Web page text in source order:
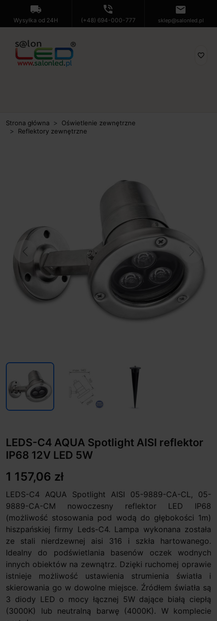
local_shipping
Wysyłka od 24H
phone_in_talk
(+48) 694-000-777
mail
sklep@salonled.pl
favorite_border
Strona główna
Oświetlenie zewnętrzne
Reflektory zewnętrzne
Previous
LEDS-C4 AQUA Spotlight AISI reflektor
IP68 12V LED 5W
1 157,06 zł
LEDS-C4 AQUA Spotlight AISI 05-9889-CA-CL, 05-
9889-CA-CM nowoczesny reflektor LED IP68
(możliwość stosowania pod wodą do głębokości 1m)
hiszpańskiej firmy Leds-C4. Lampa wykonana została
ze stali nierdzewnej aisi 316 i szkła hartowanego.
Idealny do podświetlania basenów oczek wodnych
innych obiektów na zewnątrz. Dzięki ruchomej oprawie
istnieje możliwość ustawienia strumienia światła i
skierowania go w dowolne miejsce. Źródłem światła są
3 diody LED o mocy łącznej 5W dające białą ciepłą
(3000K) lub neutralną barwę (4000K). W komplecie